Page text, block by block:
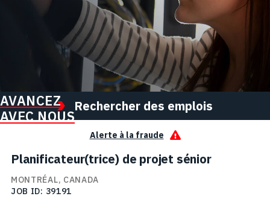
AVANCEZ
AVEC NOUS
Rechercher des emplois
Alerte à la fraude
Planificateur(trice) de projet sénior
MONTRÉAL, CANADA
JOB ID
39191